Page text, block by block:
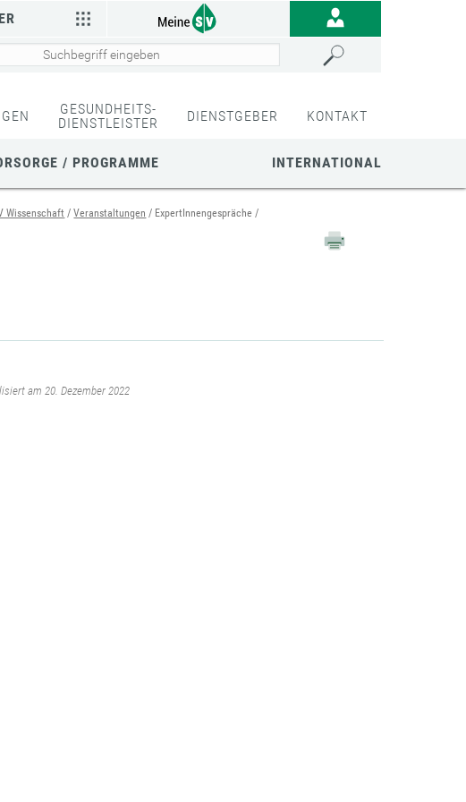
GESUNDHEITS-
DIENSTLEISTER
DIENSTGEBER KONTAKT
/ PROGRAMME INTERNATIONAL
Wissenschaft Veranstaltungen ExpertInnengespräche
am 20. Dezember 2022